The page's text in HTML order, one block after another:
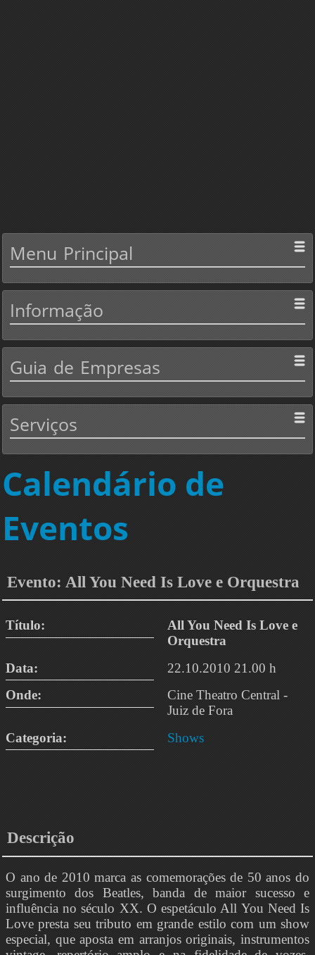
Menu Principal
Informação
Guia de Empresas
Serviços
Calendário de
Eventos
Evento: All You Need Is Love e Orquestra
Título:
All You Need Is Love e
Orquestra
Data:
22.10.2010 21.00 h
Onde:
Cine Theatro Central -
Juiz de Fora
Categoria:
Shows
Descrição
O ano de 2010 marca as comemorações de 50 anos do
surgimento dos Beatles, banda de maior sucesso e
influência no século XX. O espetáculo All You Need Is
Love presta seu tributo em grande estilo com um show
especial, que aposta em arranjos originais, instrumentos